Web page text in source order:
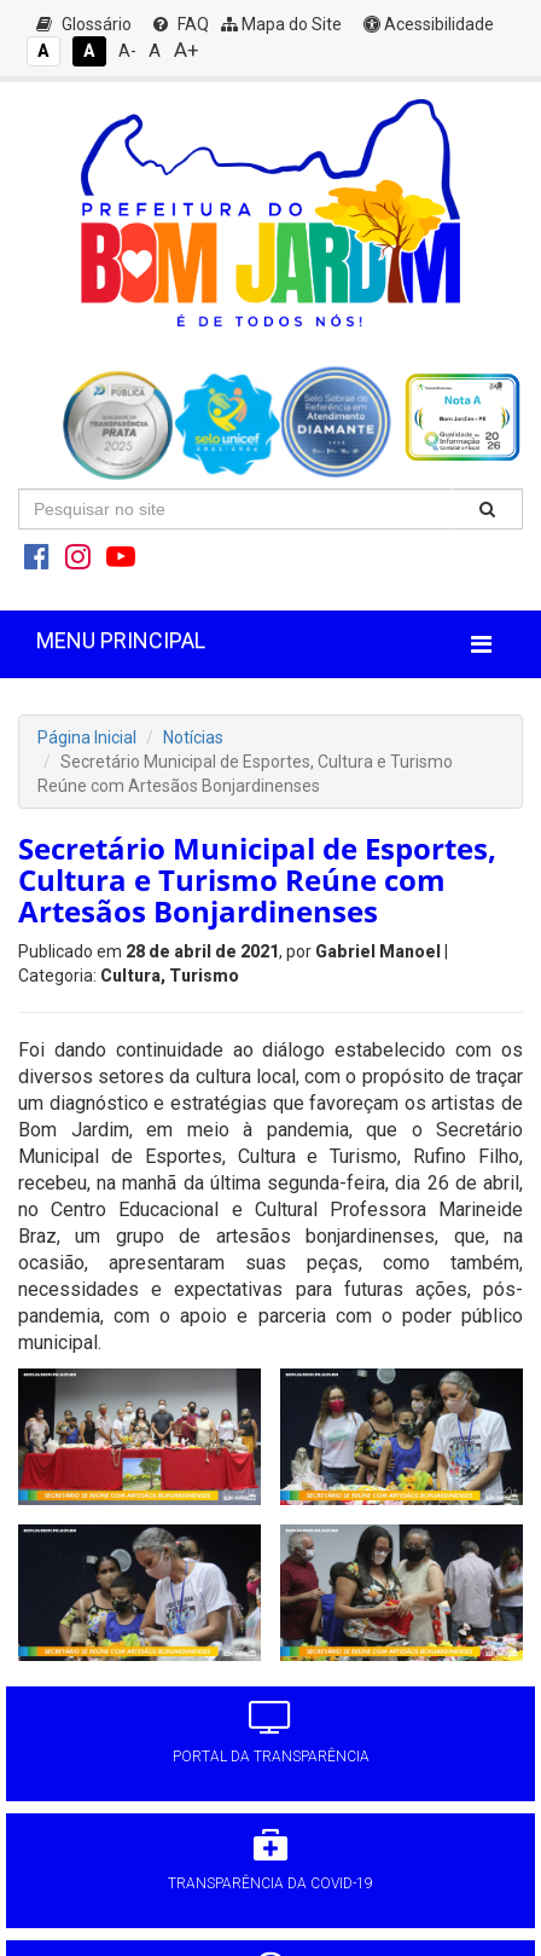
Glossário FAQ Mapa do Site
Acessibilidade
A
A A- A A+
MENU PRINCIPAL
Página Inicial
Notícias
Secretário Municipal de Esportes, Cultura e Turismo
Reúne com Artesãos Bonjardinenses
Secretário Municipal de Esportes,
Cultura e Turismo Reúne com
Artesãos Bonjardinenses
Publicado em 28 de abril de 2021, por Gabriel Manoel
Categoria: Cultura, Turismo
Foi dando continuidade ao diálogo estabelecido com os
diversos setores da cultura local, com o propósito de traçar
um diagnóstico e estratégias que favoreçam os artistas de
Bom Jardim, em meio à pandemia, que o Secretário
Municipal de Esportes, Cultura e Turismo, Rufino Filho,
recebeu, na manhã da última segunda-feira, dia 26 de abril,
no Centro Educacional e Cultural Professora Marineide
Braz, um grupo de artesãos bonjardinenses, que, na
ocasião, apresentaram suas peças, como também,
necessidades e expectativas para futuras ações, pós-
pandemia, com o apoio e parceria com o poder público
municipal.
PORTAL DA TRANSPARÊNCIA
TRANSPARÊNCIA DA COVID-19